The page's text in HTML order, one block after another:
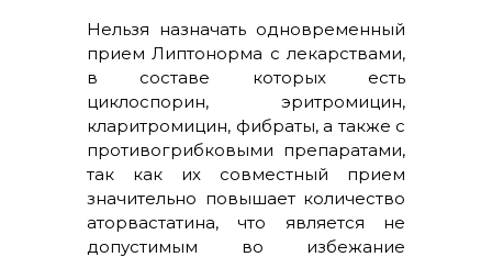
Нельзя назначать одновременный
прием Липтонорма с лекарствами,
в составе которых есть
циклоспорин, эритромицин,
кларитромицин, фибраты, а также с
противогрибковыми препаратами,
так как их совместный прием
значительно повышает количество
аторвастатина, что является не
допустимым во избежание